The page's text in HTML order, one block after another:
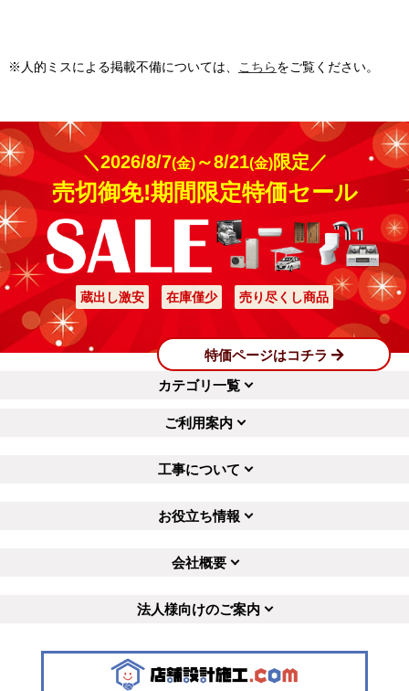
※人的ミスによる掲載不備については、 こちらをご覧ください。
＼2026/8/7(金)～8/21(金)限定／
売切御免!期間限定特価セール
蔵出し激安 在庫僅少 売り尽くし商品
特価ページはコチラ
カテゴリ一覧
ご利用案内
工事について
お役立ち情報
会社概要
法人様向けのご案内